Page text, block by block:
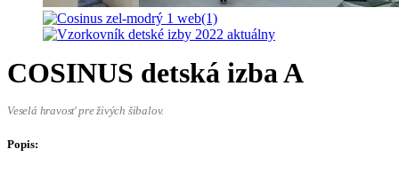
COSINUS detská izba A
Veselá hravosť pre živých šibalov.
Popis: